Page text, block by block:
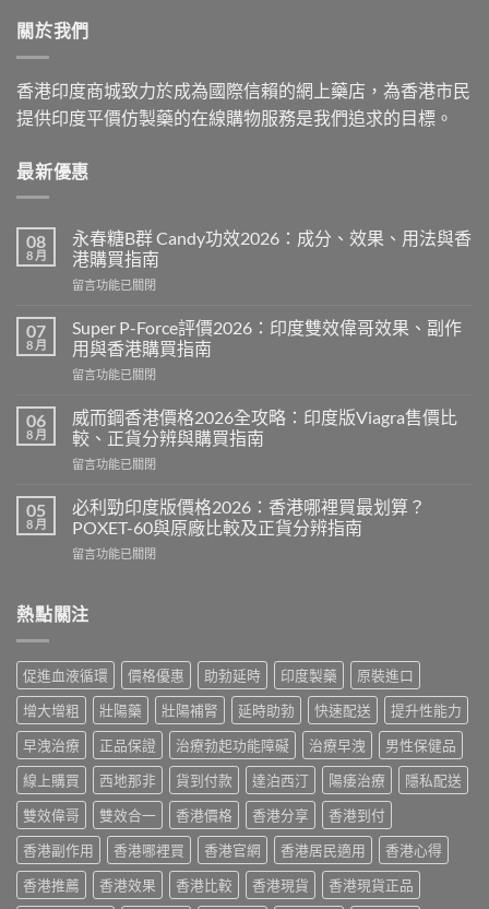
關於我們
香港印度商城致力於成為國際信賴的網上藥店，為香港市民
提供印度平價仿製藥的在線購物服務是我們追求的目標。
最新優惠
08
8 月
永春糖B群 Candy功效2026：成分、效果、用法與香
港購買指南
在
春
糖
B
群
功
效
2026：
成
效
果、
法
港
指
南〉
中
留言功能已關閉
07
8 月
Super P-Force評價2026：印度雙效偉哥效果、副作
用與香港購買指南
在
P-
Force
評
價
印
度
效
效
作
用
與
香
港
購
買
指
南〉
中
留言功能已關閉
06
8 月
威而鋼香港價格2026全攻略：印度版Viagra售價比
較、正貨分辨與購買指南
在
而
鋼
香
港
2026
略：
印
度
版
Viagra
售
價
比
較、
正
貨
分
辨
留言功能已關閉
05
8 月
必利勁印度版價格2026：香港哪裡買最划算？
POXET-60與原廠比較及正貨分辨指南
在
勁
印
版
價
格
2026：
香
港
哪
裡
買
最
划
算？
POXET-
60
留言功能已關閉
熱點關注
促進血液循環 價格優惠 助勃延時 印度製藥
原裝進口
增大增粗
壯陽藥 壯陽補腎 延時助勃 快速配送
提升性能力
早洩治療
正品保證 治療勃起功能障礙 治療早洩
男性保健品
線上購買
西地那非 貨到付款 達泊西汀 陽痿治療
隱私配送
雙效偉哥
雙效合一 香港價格 香港分享
香港到付
香港副作用
香港哪裡買 香港官網 香港居民適用
香港心得
香港推薦
香港效果 香港比較 香港現貨 香港現貨正品